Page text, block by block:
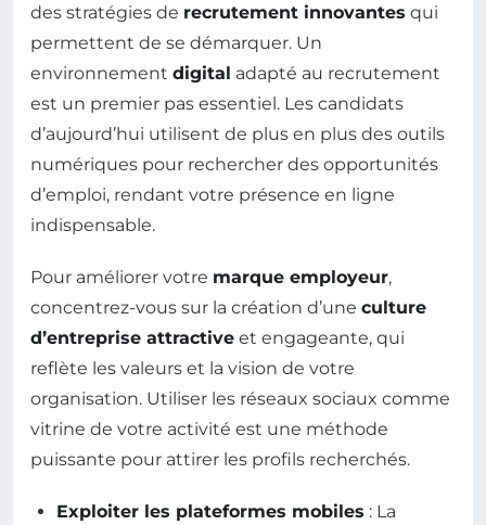
des stratégies de recrutement innovantes qui
permettent de se démarquer. Un
environnement digital adapté au recrutement
est un premier pas essentiel. Les candidats
d’aujourd’hui utilisent de plus en plus des outils
numériques pour rechercher des opportunités
d’emploi, rendant votre présence en ligne
indispensable.
Pour améliorer votre marque employeur,
concentrez-vous sur la création d’une culture
d’entreprise attractive et engageante, qui
reflète les valeurs et la vision de votre
organisation. Utiliser les réseaux sociaux comme
vitrine de votre activité est une méthode
puissante pour attirer les profils recherchés.
Exploiter les plateformes mobiles : La